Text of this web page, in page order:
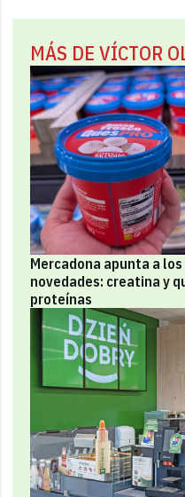
MÁS DE VÍCTOR
Mercadona apunta a
novedades: creatina y
proteínas